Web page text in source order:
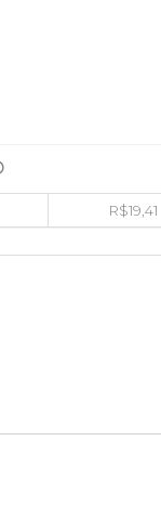
R$19,41